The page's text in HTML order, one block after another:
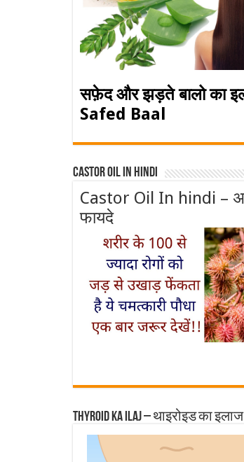
सफ़ेद और झड़ते बालो का
Safed Baal
Castor Oil In Hindi
Castor Oil In hindi –
फायदे
Thyroid ka ilaj – थाइरोइड का इलाज